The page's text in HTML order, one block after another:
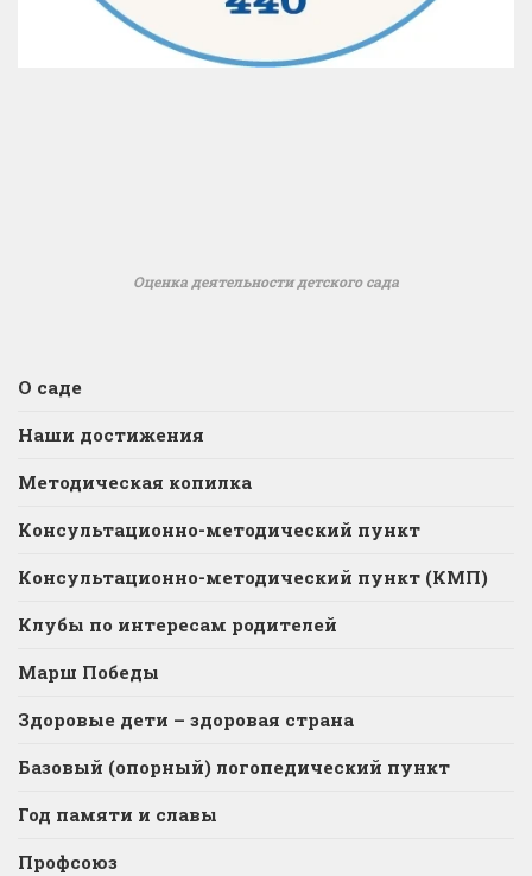
Оценка деятельности детского сада
О саде
Наши достижения
Методическая копилка
Консультационно-методический пункт
Консультационно-методический пункт (КМП)
Клубы по интересам родителей
Марш Победы
Здоровые дети – здоровая страна
Базовый (опорный) логопедический пункт
Год памяти и славы
Профсоюз